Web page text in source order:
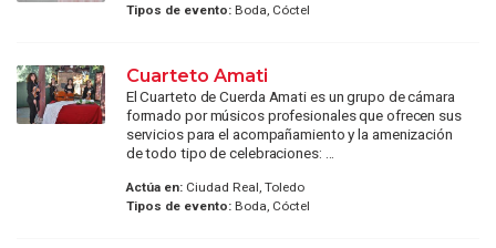
Tipos de evento:Boda, Cóctel
Cuarteto Amati
El Cuarteto de Cuerda Amati es un grupo de cámara
formado por músicos profesionales que ofrecen sus
servicios para el acompañamiento y la amenización
de todo tipo de celebraciones: ...
Actúa en:Ciudad Real, Toledo
Tipos de evento:Boda, Cóctel